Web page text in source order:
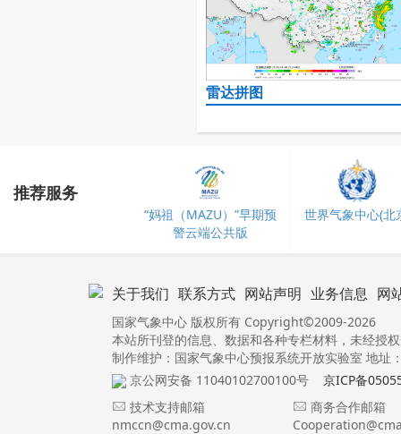
雷达拼图
推荐服务
“妈祖（MAZU）”早期预
警云端公共版
世界气象中心(北
关于我们 联系方式 网站声明 业务信息 网
国家气象中心 版权所有 Copyright©2009-2026
本站所刊登的信息、数据和各种专栏材料，未经授
制作维护：国家气象中心预报系统开放实验室 地址
京公网安备 11040102700100号
京ICP备
技术支持邮箱
nmccn@cma.gov.cn
商务合作邮箱